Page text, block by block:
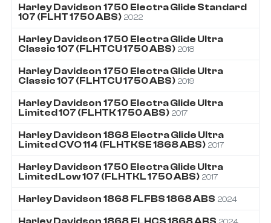
Harley Davidson 1750 Electra Glide Standard
107 (FLHT 1750 ABS) 2022
Harley Davidson 1750 Electra Glide Ultra
Classic 107 (FLHTCU 1750 ABS) 2018
Harley Davidson 1750 Electra Glide Ultra
Classic 107 (FLHTCU 1750 ABS) 2019
Harley Davidson 1750 Electra Glide Ultra
Limited 107 (FLHTK 1750 ABS) 2017
Harley Davidson 1868 Electra Glide Ultra
Limited CVO 114 (FLHTKSE 1868 ABS) 2017
Harley Davidson 1750 Electra Glide Ultra
Limited Low 107 (FLHTKL 1750 ABS) 2017
Harley Davidson 1868 FLFBS 1868 ABS 2024
2024